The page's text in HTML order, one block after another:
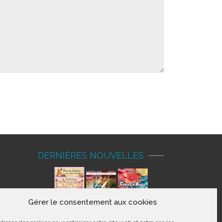
Gérer le consentement aux cookies
DERNIÈRES NOUVELLES